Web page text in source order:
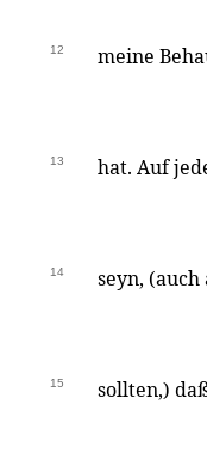
12 meine
13 hat. Auf
14 seyn,
15 sollten,)